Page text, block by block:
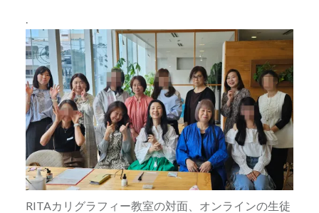
.
RITAカリグラフィー教室の対面、オンラインの生徒